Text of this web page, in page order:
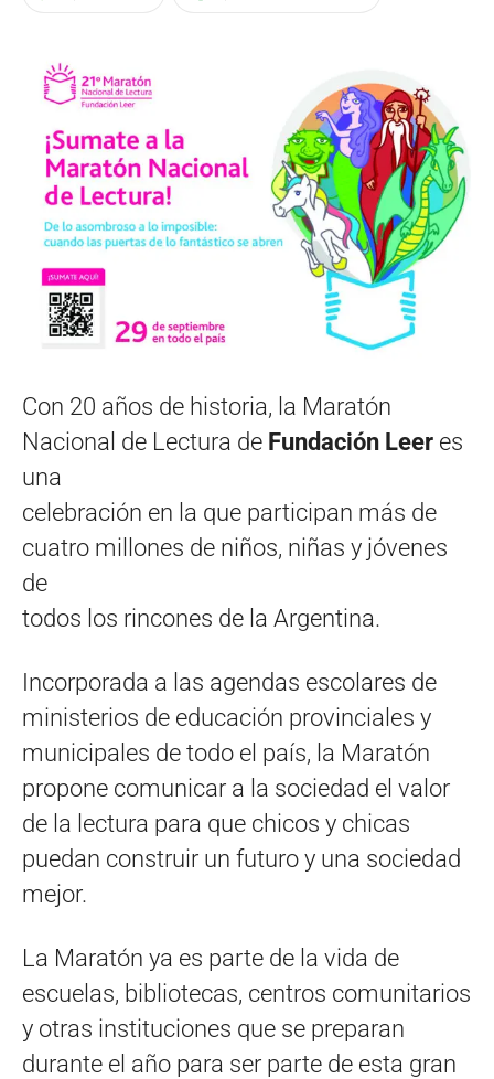
Con 20 años de historia, la Maratón
Nacional de Lectura de Fundación Leer es
una
celebración en la que participan más de
cuatro millones de niños, niñas y jóvenes
de
todos los rincones de la Argentina.
Incorporada a las agendas escolares de
ministerios de educación provinciales y
municipales de todo el país, la Maratón
propone comunicar a la sociedad el valor
de la lectura para que chicos y chicas
puedan construir un futuro y una sociedad
mejor.
La Maratón ya es parte de la vida de
escuelas, bibliotecas, centros comunitarios
y otras instituciones que se preparan
durante el año para ser parte de esta gran